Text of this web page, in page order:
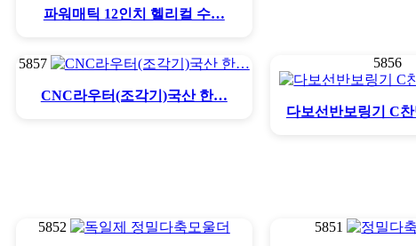
파워매틱 12인치 헬리컬 수…
5857
CNC라우터(조각기)국산 한…
5856
다보선반보링기 C
5852 5851